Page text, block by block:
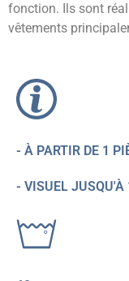
fonction. Ils sont
vêtements
- À PARTIR DE 1
- VISUEL JUSQU'À